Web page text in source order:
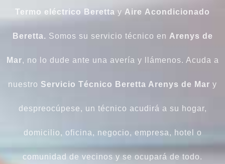
Termo eléctrico Beretta y Aire Acondicionado
Beretta. Somos su servicio técnico en Arenys de
Mar, no lo dude ante una avería y llámenos. Acuda a
nuestro Servicio Técnico Beretta Arenys de Mar y
despreocúpese, un técnico acudirá a su hogar,
domicilio, oficina, negocio, empresa, hotel o
comunidad de vecinos y se ocupará de todo.